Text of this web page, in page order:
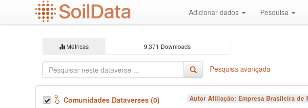
Adicionar dados Pesquisa
Métricas 9,371 Downloads
Pesquisa avançada
Comunidades Dataverses (0)
Autor Afiliação: Empresa Brasileira de